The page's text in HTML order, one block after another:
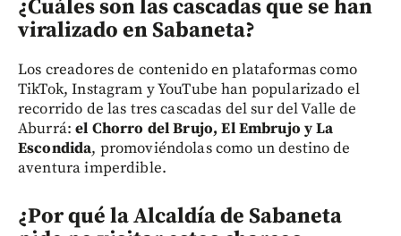
¿Cuáles son las cascadas que se han
viralizado en Sabaneta?
Los creadores de contenido en plataformas como
TikTok, Instagram y YouTube han popularizado el
recorrido de las tres cascadas del sur del Valle de
Aburrá:el Chorro del Brujo, El Embrujo y La
Escondida, promoviéndolas como un destino de
aventura imperdible.
¿Por qué la Alcaldía de Sabaneta